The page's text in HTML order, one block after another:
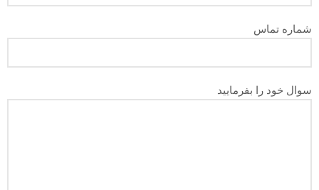
شماره تماس
سوال خود را بفرمایید